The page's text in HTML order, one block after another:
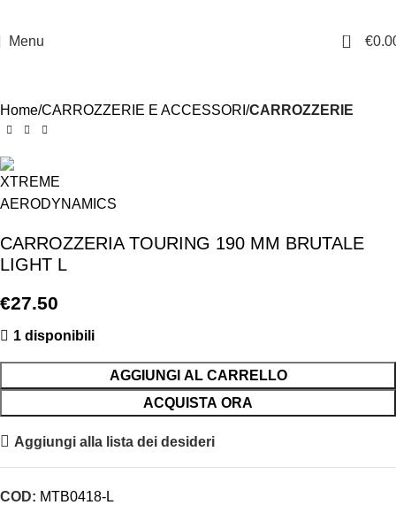
Menu 0 €
Home CARROZZERIE E ACCESSORI CARROZZERIE
CARROZZERIA TOURING 190 MM BRUTALE
LIGHT L
€27.50
1 disponibili
AGGIUNGI AL CARRELLO
ACQUISTA ORA
Aggiungi alla lista dei desideri
COD: MTB0418-L